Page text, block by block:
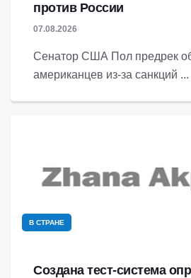
против России
07.08.2026
Сенатор США Пол предрек
американцев из-за санкций ...
В СТРАНЕ
Создана тест-система